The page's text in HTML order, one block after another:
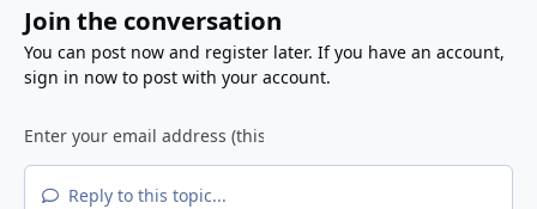
Join the conversation
You can post now and register later. If you have an account,
sign in nowto post with your account.
Reply to this topic...